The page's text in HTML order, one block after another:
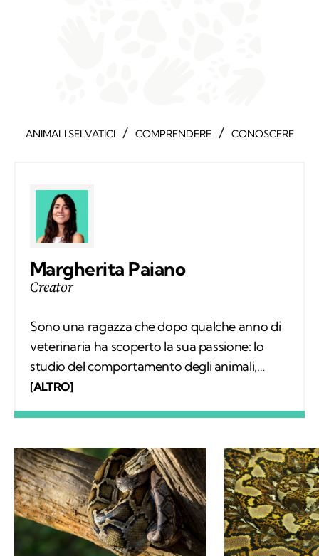
ANIMALI SELVATICI / COMPRENDERE / CONOSCERE
Margherita Paiano
Creator
Sono una ragazza che dopo qualche anno di
veterinaria ha scoperto la sua passione: lo
studio del comportamento degli animali,
incluso l'uomo, in un'ottica comparata.
conoscere cose sulla natura, sugli animali, su
di noi e sulla nostra storia.
[ALTRO]